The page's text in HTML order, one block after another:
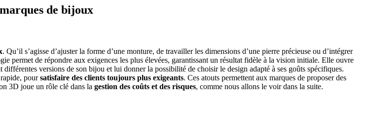
de bijoux
. Qu’il s’agisse d’ajuster la forme d’une monture, de travailler les dimensions d’une pierre précieuse ou d’intégrer
permet de répondre aux exigences les plus élevées, garantissant un résultat fidèle à la vision initiale. Elle ouvre
versions de son bijou et lui donner la possibilité de choisir le design adapté à ses goûts spécifiques.
poursatisfaire des clients toujours plus exigeants. Ces atouts permettent aux marques de proposer des
3D joue un rôle clé dans la gestion des coûts et des risques, comme nous allons le voir dans la suite.